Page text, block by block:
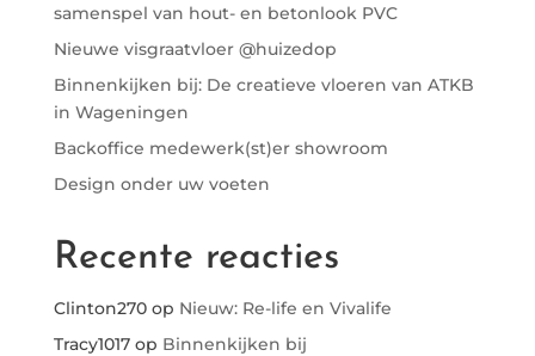
samenspel van hout- en betonlook PVC
Nieuwe visgraatvloer @huizedop
Binnenkijken bij: De creatieve vloeren van ATKB
in Wageningen
Backoffice medewerk(st)er showroom
Design onder uw voeten
Recente reacties
Clinton270op Nieuw: Re-life en Vivalife
Tracy1017op Binnenkijken bij